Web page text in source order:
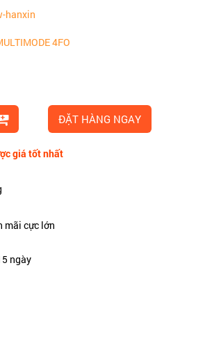
hanxin
4FO
ĐẶT HÀNG NGAY
giá tốt nhất
mãi cực lớn
ngày